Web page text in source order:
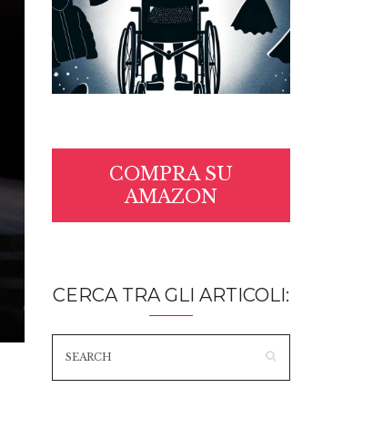
COMPRA SU
AMAZON
CERCA TRA GLI ARTICOLI: